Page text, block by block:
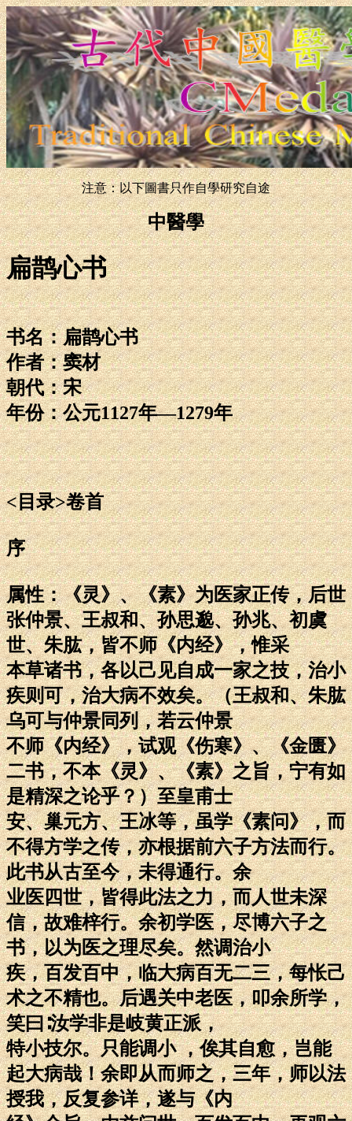
注意：以下圖書只作自學研究自途
中醫學
扁鹊心书
书名：扁鹊心书
作者：窦材
朝代：宋
年份：公元1127年—1279年
<目录>卷首
序
属性：《灵》、《素》为医家正传，后世
张仲景、王叔和、孙思邈、孙兆、初虞
世、朱肱，皆不师《内经》，惟采
本草诸书，各以己见自成一家之技，治小
疾则可，治大病不效矣。（王叔和、朱肱
乌可与仲景同列，若云仲景
不师《内经》，试观《伤寒》、《金匮》
二书，不本《灵》、《素》之旨，宁有如
是精深之论乎？）至皇甫士
安、巢元方、王冰等，虽学《素问》，而
不得方学之传，亦根据前六子方法而行。
此书从古至今，未得通行。余
业医四世，皆得此法之力，而人世未深
信，故难梓行。余初学医，尽博六子之
书，以为医之理尽矣。然调治小
疾，百发百中，临大病百无二三，每怅己
术之不精也。后遇关中老医，叩余所学，
笑曰∶汝学非是岐黄正派，
特小技尔。只能调小 ，俟其自愈，岂能
起大病哉！余即从而师之，三年，师以法
授我，反复参详，遂与《内